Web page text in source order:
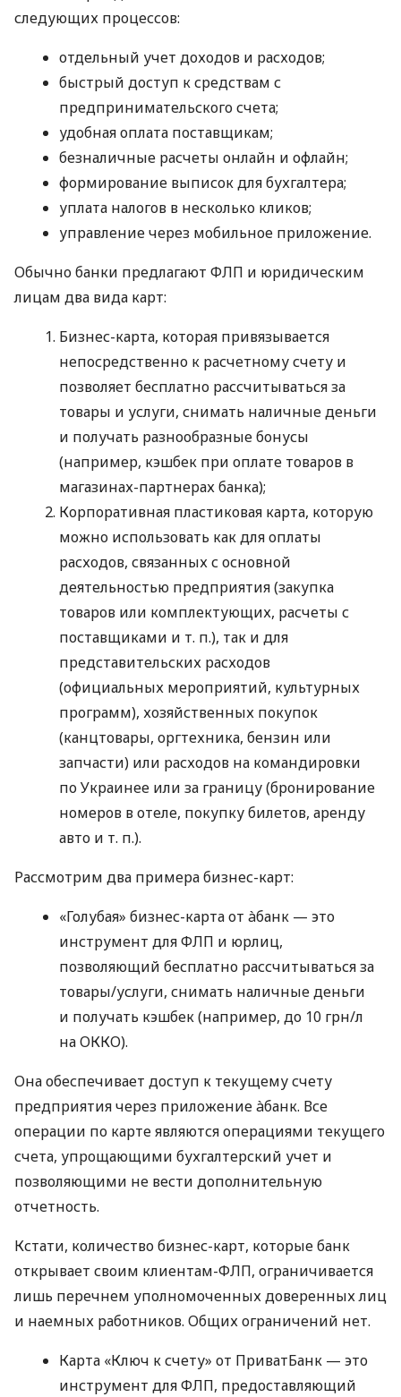
следующих процессов:
отдельный учет доходов и расходов;
быстрый доступ к средствам с
предпринимательского счета;
удобная оплата поставщикам;
безналичные расчеты онлайн и офлайн;
формирование выписок для бухгалтера;
уплата налогов в несколько кликов;
управление через мобильное приложение.
Обычно банки предлагают ФЛП и юридическим
лицам два вида карт:
Бизнес-карта, которая привязывается
непосредственно к расчетному счету и
позволяет бесплатно рассчитываться за
товары и услуги, снимать наличные деньги
и получать разнообразные бонусы
(например, кэшбек при оплате товаров в
магазинах-партнерах банка);
Корпоративная пластиковая карта, которую
можно использовать как для оплаты
расходов, связанных с основной
деятельностью предприятия (закупка
товаров или комплектующих, расчеты с
поставщиками и т. п.), так и для
представительских расходов
(официальных мероприятий, культурных
программ), хозяйственных покупок
(канцтовары, оргтехника, бензин или
запчасти) или расходов на командировки
по Украинее или за границу (бронирование
номеров в отеле, покупку билетов, аренду
авто и т. п.).
Рассмотрим два примера бизнес-карт:
«Голубая» бизнес-карта от àбанк — это
инструмент для ФЛП и юрлиц,
позволяющий бесплатно рассчитываться за
товары/услуги, снимать наличные деньги
и получать кэшбек (например, до 10 грн/л
на ОККО).
Она обеспечивает доступ к текущему счету
предприятия через приложение àбанк. Все
операции по карте являются операциями текущего
счета, упрощающими бухгалтерский учет и
позволяющими не вести дополнительную
отчетность.
Кстати, количество бизнес-карт, которые банк
открывает своим клиентам-ФЛП, ограничивается
лишь перечнем уполномоченных доверенных лиц
и наемных работников. Общих ограничений нет.
Карта «Ключ к счету» от ПриватБанк — это
инструмент для ФЛП, предоставляющий